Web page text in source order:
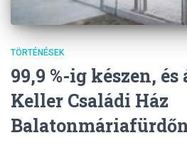
TÖRTÉNÉSEK
99,9 %-ig készen,
Keller Családi Ház